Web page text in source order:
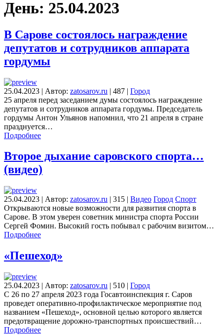
День: 25.04.2023
В Сарове состоялось награждение
депутатов и сотрудников аппарата
гордумы
25.04.2023 | Автор: zatosarov.ru | 487 | Город
25 апреля перед заседанием думы состоялось награждение
депутатов и сотрудников аппарата гордумы. Председатель
гордумы Антон Ульянов напомнил, что 21 апреля в стране
празднуется…
Подробнее
Второе дыхание саровского спорта…
(видео)
25.04.2023 | Автор: zatosarov.ru | 315 | Видео Город Спорт
Открываются новые возможности для развития спорта в
Сарове. В этом уверен советник министра спорта России
Сергей Фомин. Высокий гость побывал с рабочим визитом…
Подробнее
«Пешеход»
25.04.2023 | Автор: zatosarov.ru | 510 | Город
С 26 по 27 апреля 2023 года Госавтоинспекция г. Саров
проведет оперативно-профилактическое мероприятие под
названием «Пешеход», основной целью которого является
предотвращение дорожно-транспортных происшествий…
Подробнее